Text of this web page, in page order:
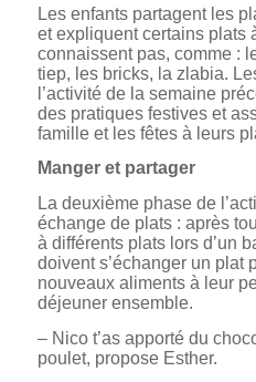
Les enfants partagent les
et expliquent certains plats
connaissent pas, comme :
tiep, les bricks, la zlabia.
l’activité de la semaine
des pratiques festives et
famille et les fêtes à leurs
Manger et partager
La deuxième phase de
échange de plats : après
à différents plats lors d’un
doivent s’échanger un plat
nouveaux aliments à leur
déjeuner ensemble.
– Nico t’as apporté du
poulet, propose Esther.